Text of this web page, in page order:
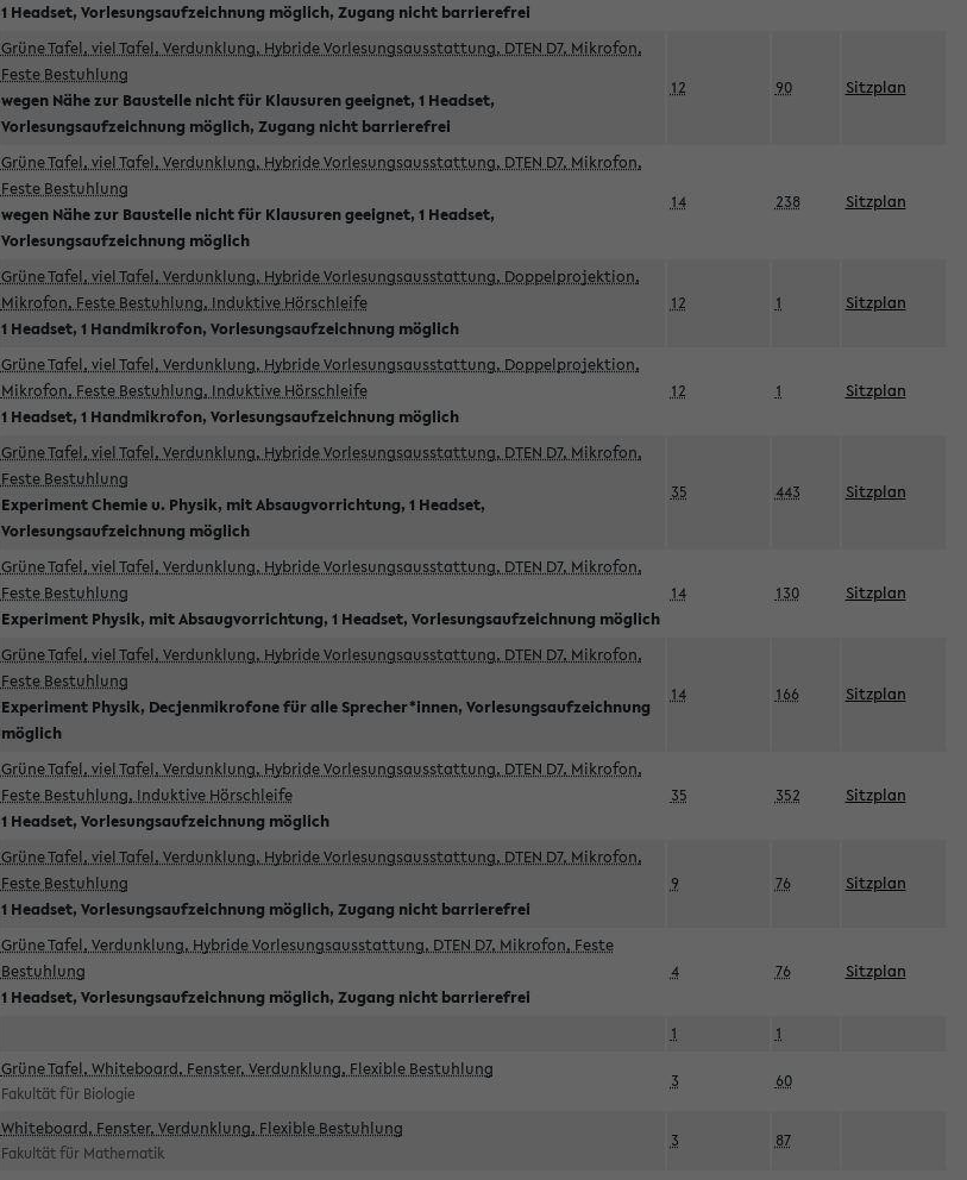
1 Headset, Vorlesungsaufzeichnung möglich, Zugang nicht barrierefrei
Grüne Tafel, viel Tafel, Verdunklung, Hybride Vorlesungsausstattung, DTEN D7, Mikrofon,
Feste Bestuhlung
wegen Nähe zur Baustelle nicht für Klausuren geeignet, 1 Headset,
Vorlesungsaufzeichnung möglich, Zugang nicht barrierefrei
12 90 Sitzplan
Grüne Tafel, viel Tafel, Verdunklung, Hybride Vorlesungsausstattung, DTEN D7, Mikrofon,
Feste Bestuhlung
wegen Nähe zur Baustelle nicht für Klausuren geeignet, 1 Headset,
Vorlesungsaufzeichnung möglich
14 238 Sitzplan
Grüne Tafel, viel Tafel, Verdunklung, Hybride Vorlesungsausstattung, Doppelprojektion,
Mikrofon, Feste Bestuhlung, Induktive Hörschleife
1 Headset, 1 Handmikrofon, Vorlesungsaufzeichnung möglich
12 1 Sitzplan
Grüne Tafel, viel Tafel, Verdunklung, Hybride Vorlesungsausstattung, Doppelprojektion,
Mikrofon, Feste Bestuhlung, Induktive Hörschleife
1 Headset, 1 Handmikrofon, Vorlesungsaufzeichnung möglich
12 1 Sitzplan
Grüne Tafel, viel Tafel, Verdunklung, Hybride Vorlesungsausstattung, DTEN D7, Mikrofon,
Feste Bestuhlung
Experiment Chemie u. Physik, mit Absaugvorrichtung, 1 Headset,
Vorlesungsaufzeichnung möglich
35 443 Sitzplan
Grüne Tafel, viel Tafel, Verdunklung, Hybride Vorlesungsausstattung, DTEN D7, Mikrofon,
Feste Bestuhlung
Experiment Physik, mit Absaugvorrichtung, 1 Headset, Vorlesungsaufzeichnung möglich
14 130 Sitzplan
Grüne Tafel, viel Tafel, Verdunklung, Hybride Vorlesungsausstattung, DTEN D7, Mikrofon,
Feste Bestuhlung
Experiment Physik, Decjenmikrofone für alle Sprecher*innen, Vorlesungsaufzeichnung
möglich
14 166 Sitzplan
Grüne Tafel, viel Tafel, Verdunklung, Hybride Vorlesungsausstattung, DTEN D7, Mikrofon,
Feste Bestuhlung, Induktive Hörschleife
1 Headset, Vorlesungsaufzeichnung möglich
35 352 Sitzplan
Grüne Tafel, viel Tafel, Verdunklung, Hybride Vorlesungsausstattung, DTEN D7, Mikrofon,
Feste Bestuhlung
1 Headset, Vorlesungsaufzeichnung möglich, Zugang nicht barrierefrei
9 76 Sitzplan
Grüne Tafel, Verdunklung, Hybride Vorlesungsausstattung, DTEN D7, Mikrofon, Feste
Bestuhlung
1 Headset, Vorlesungsaufzeichnung möglich, Zugang nicht barrierefrei
4 76 Sitzplan
1 1
Grüne Tafel, Whiteboard, Fenster, Verdunklung, Flexible Bestuhlung
Fakultät für Biologie
3 60
Whiteboard, Fenster, Verdunklung, Flexible Bestuhlung
Fakultät für Mathematik
3 87